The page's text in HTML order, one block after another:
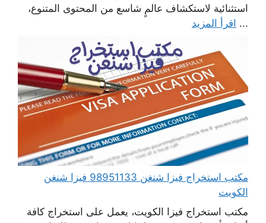
استثنائية لاستكشاف عالمٍ شاسع من المحتوى المتنوع،
... اقرأ المزيد
مكتب استخراج فيزا شنغن 98951133 فيزا شنغن
الكويت
مكتب استخراج فيزا الكويت، يعمل على استخراج كافة